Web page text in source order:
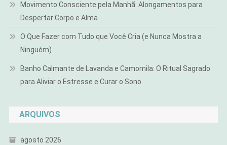
Movimento Consciente pela Manhã: Alongamentos para
Despertar Corpo e Alma
O Que Fazer com Tudo que Você Cria (e Nunca Mostra a
Ninguém)
Banho Calmante de Lavanda e Camomila: O Ritual Sagrado
para Aliviar o Estresse e Curar o Sono
ARQUIVOS
agosto 2026